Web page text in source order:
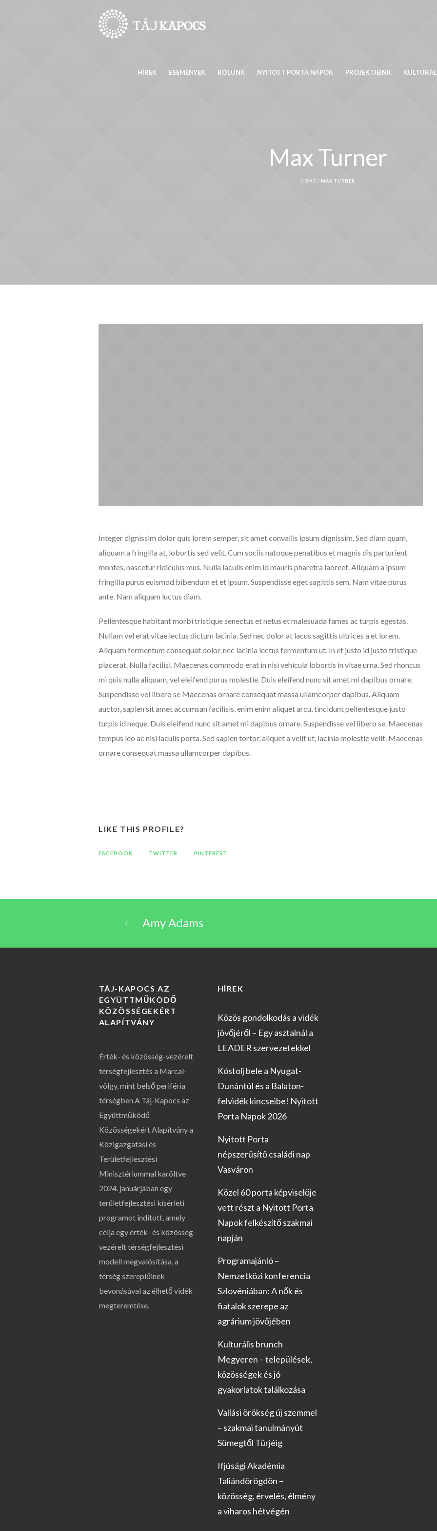
HÍREK ESEMÉNYEK RÓLUNK NYITOTT PORTA NAPOK PROJEKTJEINK
Max Turner
HOME / MAX TURNER
Integer dignissim dolor quis lorem semper, sit amet convallis ipsum dignissim. Sed diam quam,
aliquam a fringilla at, lobortis sed velit. Cum sociis natoque penatibus et magnis dis parturient
montes, nascetur ridiculus mus. Nulla iaculis enim id mauris pharetra laoreet. Aliquam a ipsum
fringilla purus euismod bibendum et et ipsum. Suspendisse eget sagittis sem. Nam vitae purus
ante. Nam aliquam luctus diam.
Pellentesque habitant morbi tristique senectus et netus et malesuada fames ac turpis egestas.
Nullam vel erat vitae lectus dictum lacinia. Sed nec dolor at lacus sagittis ultrices a et lorem.
Aliquam fermentum consequat dolor, nec lacinia lectus fermentum ut. In et justo id justo tristique
placerat. Nulla facilisi. Maecenas commodo erat in nisi vehicula lobortis in vitae urna. Sed rhoncus
mi quis nulla aliquam, vel eleifend purus molestie. Duis eleifend nunc sit amet mi dapibus ornare.
Suspendisse vel libero se Maecenas ornare consequat massa ullamcorper dapibus. Aliquam
auctor, sapien sit amet accumsan facilisis, enim enim aliquet arcu, tincidunt pellentesque justo
turpis id neque. Duis eleifend nunc sit amet mi dapibus ornare. Suspendisse vel libero se. Maecenas
tempus leo ac nisi iaculis porta. Sed sapien tortor, aliquet a velit ut, lacinia molestie velit. Maecenas
ornare consequat massa ullamcorper dapibus.
LIKE THIS PROFILE?
FACEBOOK TWITTER PINTEREST
Amy Adams
TÁJ-KAPOCS AZ
EGYÜTTMŰKÖDŐ
KÖZÖSSÉGEKÉRT
ALAPÍTVÁNY
Érték- és közösség-vezérelt
térségfejlesztés a Marcal-
völgy, mint belső periféria
térségben A Táj-Kapocs az
Együttműködő
Közösségekért Alapítvány a
Közigazgatási és
Területfejlesztési
Minisztériummal karöltve
2024. januárjában egy
területfejlesztési kísérleti
programot indított, amely
célja egy érték- és közösség-
vezérelt térségfejlesztési
modell megvalósítása, a
térség szereplőinek
bevonásával az élhető vidék
megteremtése.
HÍREK
Közös gondolkodás a vidék
jövőjéről – Egy asztalnál a
LEADER szervezetekkel
Kóstolj bele a Nyugat-
Dunántúl és a Balaton-
felvidék kincseibe! Nyitott
Porta Napok 2026
Nyitott Porta
népszerűsítő családi nap
Vasváron
Közel 60 porta képviselője
vett részt a Nyitott Porta
Napok felkészítő szakmai
napján
Programajánló –
Nemzetközi konferencia
Szlovéniában: A nők és
fiatalok szerepe az
agrárium jövőjében
Kulturális brunch
Megyeren – települések,
közösségek és jó
gyakorlatok találkozása
Vallási örökség új szemmel
– szakmai tanulmányút
Sümegtől Türjéig
Ifjúsági Akadémia
Taliándörögdön –
közösség, érvelés, élmény
a viharos hétvégén